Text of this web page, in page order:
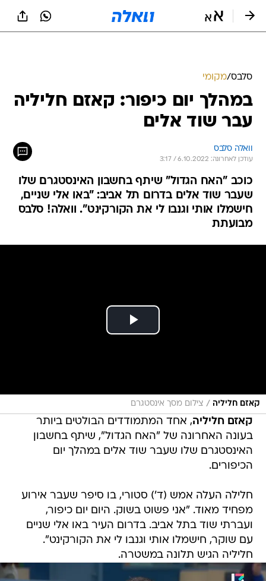
סלבס/מקומי
במהלך יום כיפור: קאזם חליליה
עבר שוד אלים
וואלה סלבס
עודכן לאחרונה: 6.10.2022 / 3:17
כוכב "האח הגדול" שיתף בחשבון האינסטגרם שלו
שעבר שוד אלים בדרום תל אביב: "באו אלי שניים,
חישמלו אותי וגנבו לי את הקורקינט". וואלה! סלבס
מבועתת
קאזם חליליה / צילום מסך אינסטגרם
קאזם חליליה, אחד המתמודדים הבולטים ביותר
בעונה האחרונה של "האח הגדול", שיתף בחשבון
האינסטגרם שלו שעבר שוד אלים במהלך יום
הכיפורים.
חלילה העלה אמש (ד') סטורי, בו סיפר שעבר אירוע
מפחיד מאוד. "אני פשוט בשוק. היום יום כיפור,
ועברתי שוד בתל אביב. בדרום העיר באו אלי שניים
עם שוקר, חישמלו אותי וגנבו לי את הקורקינט".
חליליה הגיש תלונה במשטרה.